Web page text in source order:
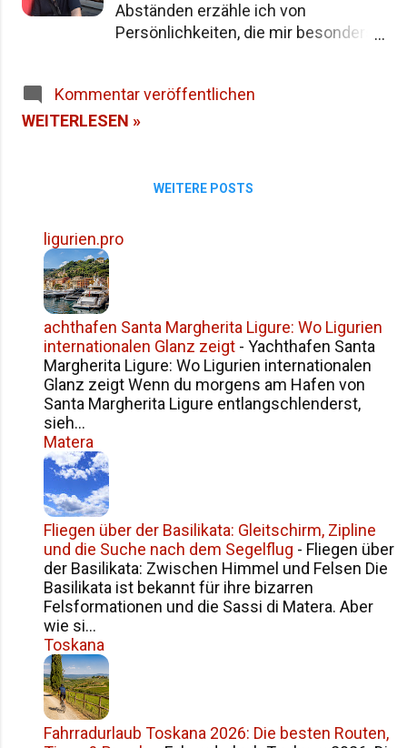
Abständen erzähle ich von
Persönlichkeiten, die mir besonders
als Worte transportieren – sie
erzählen von Herkunft, Liebe, Arbeit,
über Giovanni Verga und seine große
mit Marco in der Toro Tapasbar
Die Wurzeln in Sizilien, das Leben in
Deutschland Giovanni Verga – ein
Name, der nach Süden klingt. Und in
seinem Fall ist das nicht nur Klang,
sondern auch Herkunft. Geboren in
Catarina, hatten damals nicht viel bei
sich – ein paar Kleidungsstücke im
Koffer, ein Herz volle...
Kommentar veröffentlichen
WEITERLESEN »
WEITERE POSTS
ligurien.pro
achthafen Santa Margherita Ligure: Wo Ligurien
internationalen Glanz zeigt - Yachthafen Santa
Margherita Ligure: Wo Ligurien internationalen
Glanz zeigt Wenn du morgens am Hafen von
Santa Margherita Ligure entlangschlenderst,
sieh...
Matera
Fliegen über der Basilikata: Gleitschirm, Zipline
und die Suche nach dem Segelflug - Fliegen über
der Basilikata: Zwischen Himmel und Felsen Die
Basilikata ist bekannt für ihre bizarren
Felsformationen und die Sassi di Matera. Aber
wie si...
Toskana
Fahrradurlaub Toskana 2026: Die besten Routen,